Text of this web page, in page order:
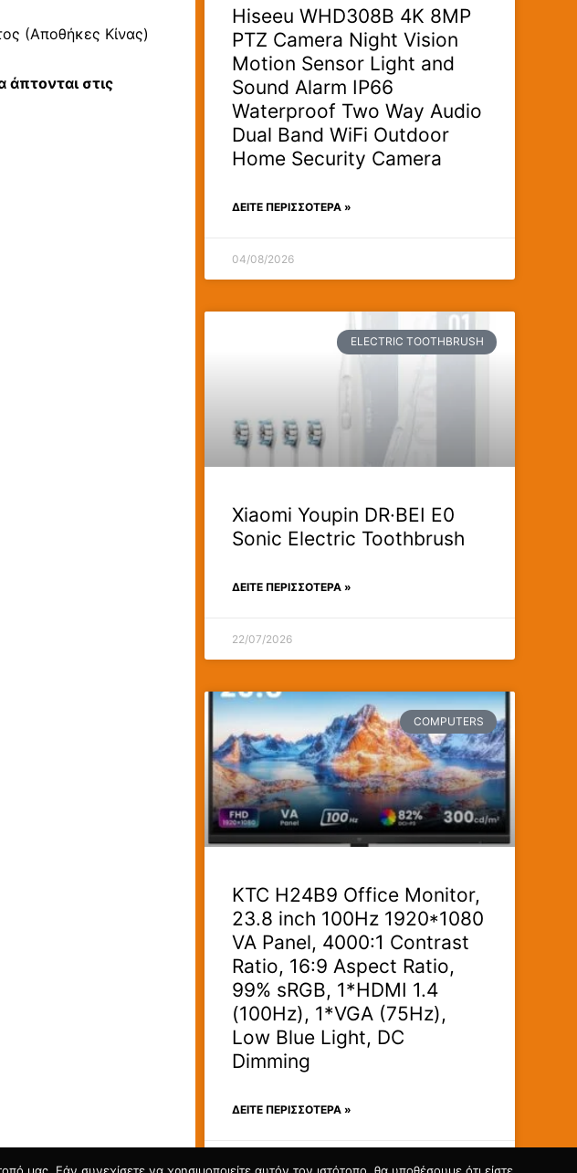
(Αποθήκες Κίνας)
άπτονται στις
Hiseeu WHD308B 4K 8MP
PTZ Camera Night Vision
Motion Sensor Light and
Sound Alarm IP66
Waterproof Two Way Audio
Dual Band WiFi Outdoor
Home Security Camera
ΔΕΊΤΕ ΠΕΡΙΣΣΟΤΕΡΑ »
04/08/2026
ELECTRIC TOOTHBRUSH
Xiaomi Youpin DR·BEI E0
Sonic Electric Toothbrush
ΔΕΊΤΕ ΠΕΡΙΣΣΟΤΕΡΑ »
22/07/2026
COMPUTERS
KTC H24B9 Office Monitor,
23.8 inch 100Hz 1920*1080
VA Panel, 4000:1 Contrast
Ratio, 16:9 Aspect Ratio,
99% sRGB, 1*HDMI 1.4
(100Hz), 1*VGA (75Hz),
Low Blue Light, DC
Dimming
ΔΕΊΤΕ ΠΕΡΙΣΣΟΤΕΡΑ »